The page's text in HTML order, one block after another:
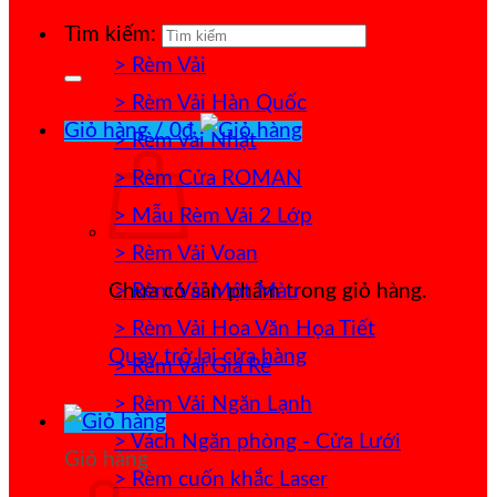
Tìm kiếm:
Giỏ hàng /0₫
Chưa có sản phẩm trong giỏ hàng.
Quay trở lại cửa hàng
Giỏ hàng
> Rèm Vải
> Rèm Vải Hàn Quốc
> Rèm vải Nhật
> Rèm Cửa ROMAN
> Mẫu Rèm Vải 2 Lớp
> Rèm Vải Voan
> Rèm Vải Một Màu
> Rèm Vải Hoa Văn Họa Tiết
> Rèm Vải Giá Rẻ
> Rèm Vải Ngăn Lạnh
> Vách Ngăn phòng - Cửa Lưới
> Rèm cuốn khắc Laser